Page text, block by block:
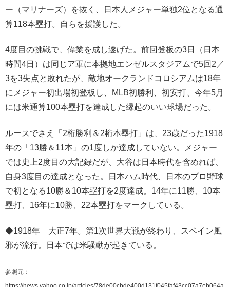
ー（マリナーズ）を抜く、日本人メジャー単独2位となる通
算118本塁打。自らを援護した。
4度目の挑戦で、偉業を成し遂げた。前回登板の3日（日本
時間4日）は同じア軍に本拠地エンゼルスタジアムで5回2／
3を3失点と敗れたが、敵地オークランドコロシアムは18年
にメジャー初出場初登板し、MLB初勝利、初安打、今年5月
には米通算100本塁打を達成した縁起のいい球場だった。
ルースでさえ「2桁勝利＆2桁本塁打」は、23歳だった1918
年の「13勝＆11本」の1度しか達成していない。メジャー
では史上2度目の大記録だが、大谷は日本時代を含めれば、
自身3度目の達成となった。日本ハム時代、日本のプロ野球
で初となる10勝＆10本塁打を2度達成。14年に11勝、10本
塁打、16年に10勝、22本塁打をマークしている。
◆1918年 大正7年。第1次世界大戦が終わり、スペイン風
邪が流行。日本では米騒動が起きている。
参照元：